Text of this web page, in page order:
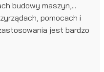
budowy maszyn,...
pomocach i
jest bardzo